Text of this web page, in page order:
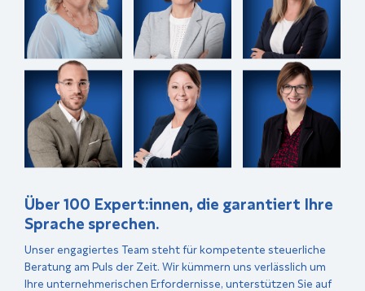
Über 100 Expert:innen, die garantiert Ihre
Sprache sprechen.
Unser engagiertes Team steht für kompetente steuerliche
Beratung am Puls der Zeit. Wir kümmern uns verlässlich um
Ihre unternehmerischen Erfordernisse, unterstützen Sie auf